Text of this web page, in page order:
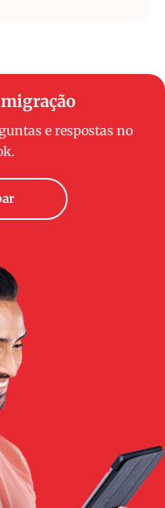
e respostas no